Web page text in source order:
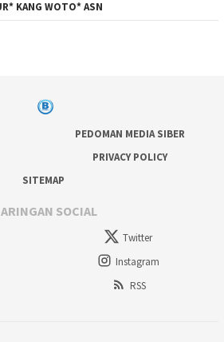
KANG WOTO* ASN
PEDOMAN MEDIA SIBER
PRIVACY POLICY
SITEMAP
SOCIAL
Twitter
Instagram
RSS